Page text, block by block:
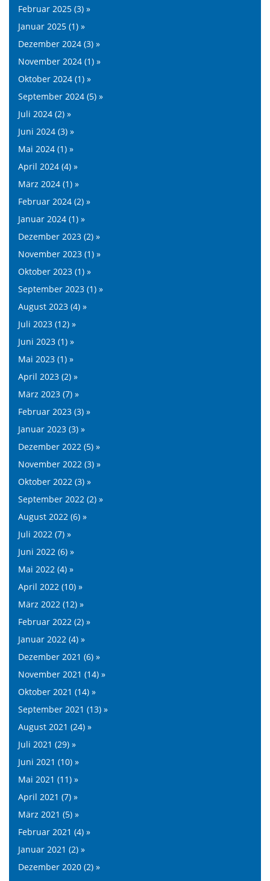
Februar 2025 (3) »
Januar 2025 (1) »
Dezember 2024 (3) »
November 2024 (1) »
Oktober 2024 (1) »
September 2024 (5) »
Juli 2024 (2) »
Juni 2024 (3) »
Mai 2024 (1) »
April 2024 (4) »
März 2024 (1) »
Februar 2024 (2) »
Januar 2024 (1) »
Dezember 2023 (2) »
November 2023 (1) »
Oktober 2023 (1) »
September 2023 (1) »
August 2023 (4) »
Juli 2023 (12) »
Juni 2023 (1) »
Mai 2023 (1) »
April 2023 (2) »
März 2023 (7) »
Februar 2023 (3) »
Januar 2023 (3) »
Dezember 2022 (5) »
November 2022 (3) »
Oktober 2022 (3) »
September 2022 (2) »
August 2022 (6) »
Juli 2022 (7) »
Juni 2022 (6) »
Mai 2022 (4) »
April 2022 (10) »
März 2022 (12) »
Februar 2022 (2) »
Januar 2022 (4) »
Dezember 2021 (6) »
November 2021 (14) »
Oktober 2021 (14) »
September 2021 (13) »
August 2021 (24) »
Juli 2021 (29) »
Juni 2021 (10) »
Mai 2021 (11) »
April 2021 (7) »
März 2021 (5) »
Februar 2021 (4) »
Januar 2021 (2) »
Dezember 2020 (2) »